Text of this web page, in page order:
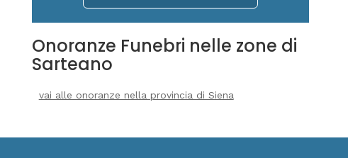
Onoranze Funebri nelle zone di
Sarteano
vai alle onoranze nella provincia di Siena